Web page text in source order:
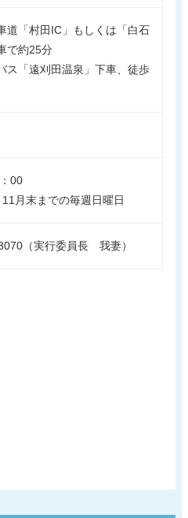
道「村田IC」もしくは「白石
で約25分
ス「遠刈田温泉」下車、徒歩
00
月末までの毎週日曜日
（実行委員長 我妻）